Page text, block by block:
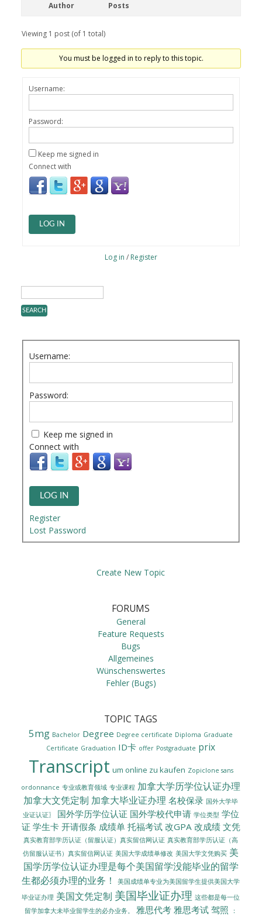
Author Posts
Viewing 1 post (of 1 total)
You must be logged in to reply to this topic.
Username:
Password:
Keep me signed in
Connect with
LOG IN
Log in / Register
Username:
Password:
Keep me signed in
Connect with
LOG IN
Register
Lost Password
Create New Topic
FORUMS
General
Feature Requests
Bugs
Allgemeines
Wünschenswertes
Fehler (Bugs)
TOPIC TAGS
5mg Bachelor Degree Degree certificate Diploma Graduate
Certificate Graduation ID卡 offer Postgraduate prix
Transcript um online zu kaufen Zopiclone sans
ordonnance 专业或教育领域 专业课程 加拿大学历学位认证办理
加拿大文凭定制 加拿大毕业证办理 名校保录 国外大学毕
业证认证〗
国外学历学位认证 国外学校代申请 学位类型 学位
证 学生卡 开请假条 成绩单 托福考试 改GPA 改成绩 文凭
真实教育部学历认证（留服认证）真实留信网认证 真实教育部学历认证（高
仿留服认证书）真实留信网认证 美国大学成绩单修改 美国大学文凭购买 美
国学历学位认证办理是每个美国留学没能毕业的留学
生都必须办理的业务！
美国成绩单专业为美国留学生提供美国大学
毕业证办理 美国文凭定制 美国毕业证办理 这些都是每一位
留学加拿大未毕业留学生的必办业务。
雅思代考 雅思考试 驾照
：